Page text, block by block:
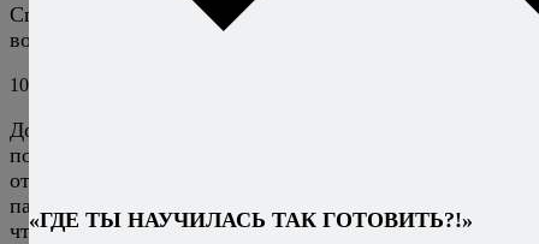
Спаржа располагает к философии!)) В каждом
возрасте есть свои прелести.
10
Добрый день! Алексей, а как бы Вы это рецепт
посоветовали преобразовать в пасту? Стоит ли
отдельно готовить соус, какой формы использовать
пасту, нужно ли нарезать стебли спаржи пополам,
чтобы не были длинными?
«ГДЕ ТЫ НАУЧИЛАСЬ ТАК ГОТОВИТЬ?!»